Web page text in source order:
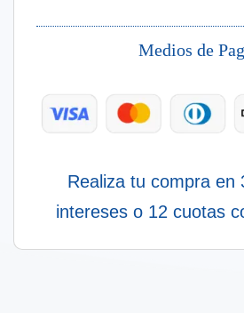
240
Ml
Medios de
Realiza tu compra en
intereses o 12 cuotas